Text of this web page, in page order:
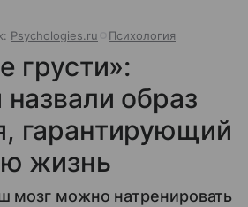
Psychologies.ru Психология
грусти»:
назвали образ
гарантирующий
жизнь
мозг можно натренировать